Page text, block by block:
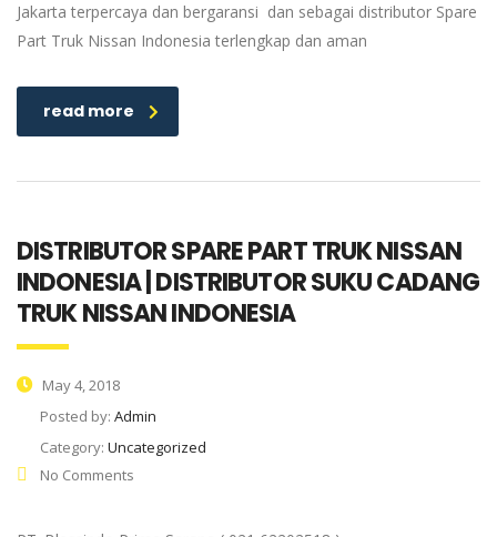
Jakarta terpercaya dan bergaransi dan sebagai distributor Spare
Part Truk Nissan Indonesia terlengkap dan aman
read more
DISTRIBUTOR SPARE PART TRUK NISSAN
INDONESIA | DISTRIBUTOR SUKU CADANG
TRUK NISSAN INDONESIA
May 4, 2018
Posted by: Admin
Category: Uncategorized
No Comments